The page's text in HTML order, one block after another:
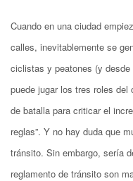
Cuando en una ciudad
calles, inevitablemente se
ciclistas y peatones (y desde
puede jugar los tres roles
de batalla para criticar el
reglas”. Y no hay duda que
tránsito. Sin embargo, sería
reglamento de tránsito son